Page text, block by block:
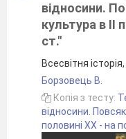
відносини.
культура в ІІ
ст."
Всесвітня
Борзовець В.
Копія з тесту:
відносини.
половині ХХ - на